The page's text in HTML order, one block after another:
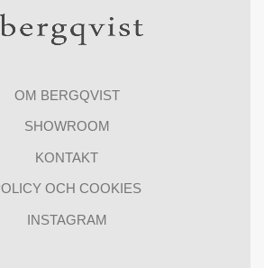
OM BERGQVIST
SHOWROOM
KONTAKT
OCH COOKIES
INSTAGRAM